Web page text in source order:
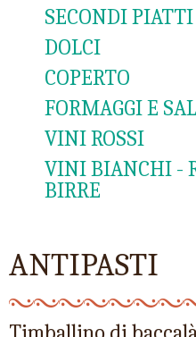
SECONDI PIATTI
DOLCI
COPERTO
FORMAGGI E
VINI ROSSI
VINI BIANCHI -
BIRRE
ANTIPASTI